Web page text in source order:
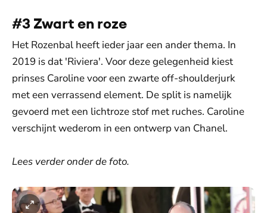
#3 Zwart en roze
Het Rozenbal heeft ieder jaar een ander thema. In
2019 is dat 'Riviera'. Voor deze gelegenheid kiest
prinses Caroline voor een zwarte off-shoulderjurk
met een verrassend element. De split is namelijk
gevoerd met een lichtroze stof met ruches. Caroline
verschijnt wederom in een ontwerp van Chanel.
Lees verder onder de foto.